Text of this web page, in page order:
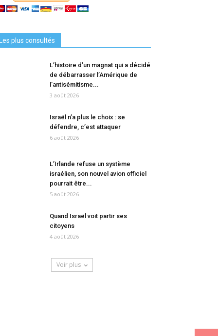
Les plus consultés
L’histoire d’un magnat qui a décidé
de débarrasser l’Amérique de
l’antisémitisme...
3 août 2026
Israël n’a plus le choix : se
défendre, c’est attaquer
6 août 2026
L’Irlande refuse un système
israélien, son nouvel avion officiel
pourrait être...
5 août 2026
Quand Israël voit partir ses
citoyens
4 août 2026
Voir plus